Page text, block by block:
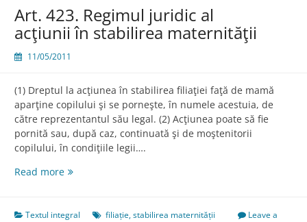
Art. 423. Regimul juridic al
acţiunii în stabilirea maternităţii
11/05/2011
(1) Dreptul la acţiunea în stabilirea filiaţiei faţă de mamă
aparţine copilului şi se porneşte, în numele acestuia, de
către reprezentantul său legal. (2) Acţiunea poate să fie
pornită sau, după caz, continuată şi de moştenitorii
copilului, în condiţiile legii….
Read moreArt.
juridic
Textul integral filiație,stabilirea maternității
Leave a